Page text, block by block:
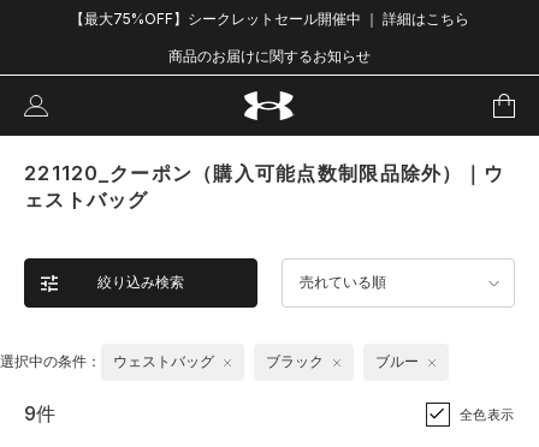
【最大75%OFF】シークレットセール開催中 ｜ 詳細はこちら
商品のお届けに関するお知らせ
221120_クーポン（購入可能点数制限品除外）｜ウ
ェストバッグ
絞り込み検索 売れている順
選択中の条件： ウェストバッグ ブラック ブルー
9件 全色表示